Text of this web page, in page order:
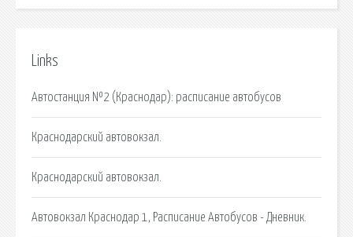
Links
Автостанция №2 (Краснодар): расписание автобусов
Краснодарский автовокзал.
Краснодарский автовокзал.
Автовокзал Краснодар 1, Расписание Автобусов - Дневник.